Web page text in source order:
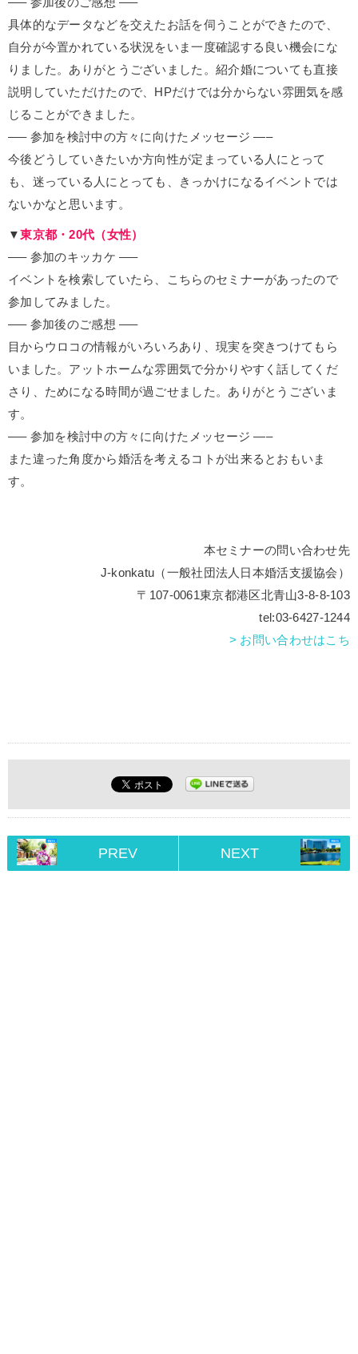
具体的なデータなどを交えたお話を伺うことができたので、
自分が今置かれている状況をいま一度確認する良い機会にな
りました。ありがとうございました。紹介婚についても直接
説明していただけたので、HPだけでは分からない雰囲気を感
じることができました。
—– 参加を検討中の方々に向けたメッセージ —–
今後どうしていきたいか方向性が定まっている人にとって
も、迷っている人にとっても、きっかけになるイベントでは
ないかなと思います。
▼東京都・20代（女性）
—– 参加のキッカケ —–
イベントを検索していたら、こちらのセミナーがあったので
参加してみました。
—– 参加後のご感想 —–
目からウロコの情報がいろいろあり、現実を突きつけてもら
いました。アットホームな雰囲気で分かりやすく話してくだ
さり、ためになる時間が過ごせました。ありがとうございま
す。
—– 参加を検討中の方々に向けたメッセージ —–
また違った角度から婚活を考えるコトが出来るとおもいま
す。
本セミナーの問い合わせ先
J-konkatu（一般社団法人日本婚活支援協会）
〒107-0061東京都港区北青山3-8-8-103
tel:03-6427-1244
> お問い合わせはこち
PREV NEXT